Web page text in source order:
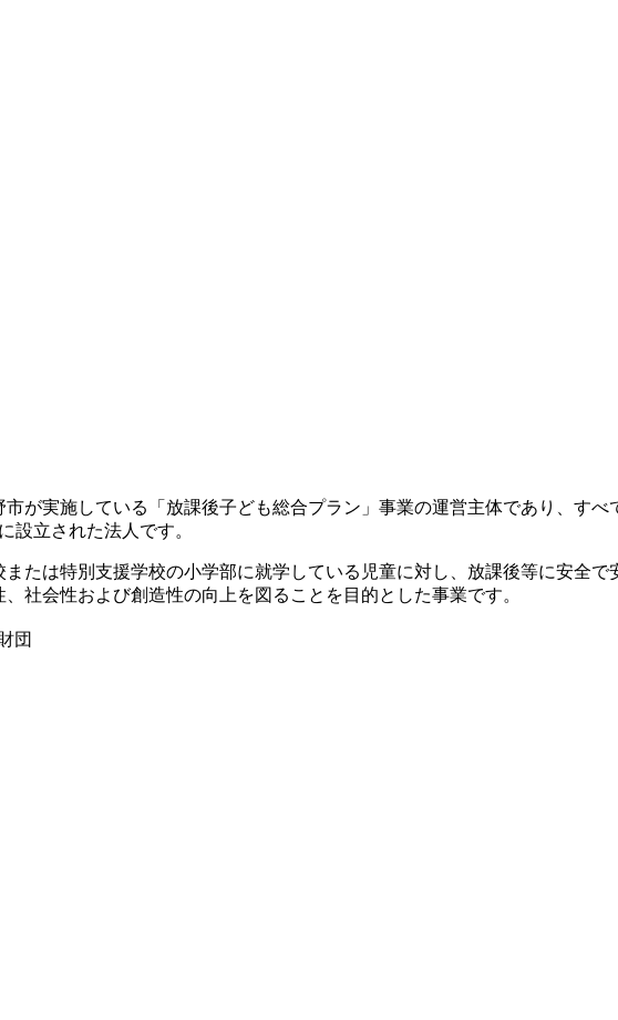
が実施している「放課後子ども総合プラン」事業の運営主体であり、す
設立された法人です。
たは特別支援学校の小学部に就学している児童に対し、放課後等に安全
社会性および創造性の向上を図ることを目的とした事業です。
団